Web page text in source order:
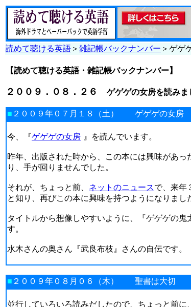
読めて聴ける英語 ＞ 雑記帳バックナンバー ＞ゲゲ
【読めて聴ける英語・雑記帳バックナンバー】
２００９．０８．２６ ゲゲゲの女房を読みま
■ ２００９年０７月１８（土） ゲゲゲの女房
今、『ゲゲゲの女房 』を読んでいます。
昨年、出版された時から、この本には興味があ
り、手が回りませんでした。
それが、ちょっと前、 ネットのニュースで、来年
と知り、再びこの本に興味を持つようになりまし
タイトルから想像しやすいように、『ゲゲゲの
す。
水木さんの奥さん『武良布枝』さんの自伝です。
■ ２００９年０８月０６（木） 聖書は大切
並行していろいろ読みだしたので、ちょっと前に